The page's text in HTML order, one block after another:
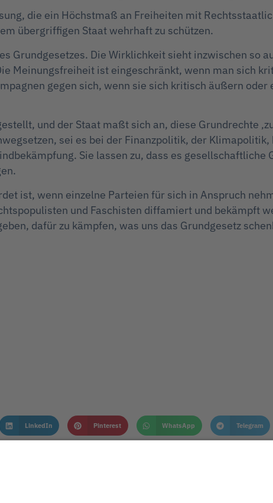
die ein Höchstmaß an Freiheiten mit
übergriffigen Staat wehrhaft zu schützen.
Grundgesetzes. Die Wirklichkeit sieht inzwischen so
Meinungsfreiheit ist eingeschränkt, wenn man sich
gegen sich, wenn sie sich kritisch äußern oder
und der Staat maßt sich an, diese Grundrechte
sei es bei der Finanzpolitik, der Klimapolitik,
Sie lassen zu, dass es gesellschaftliche
ist, wenn einzelne Parteien für sich in Anspruch
und Faschisten diffamiert und bekämpft
dafür zu kämpfen, was uns das Grundgesetz
LinkedIn Pinterest WhatsApp Telegram